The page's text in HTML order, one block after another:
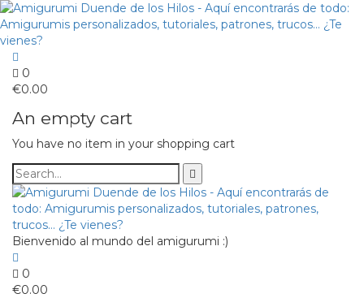
0
€0.00
An empty cart
You have no item in your shopping cart
Bienvenido al mundo del amigurumi :)
0
€0.00